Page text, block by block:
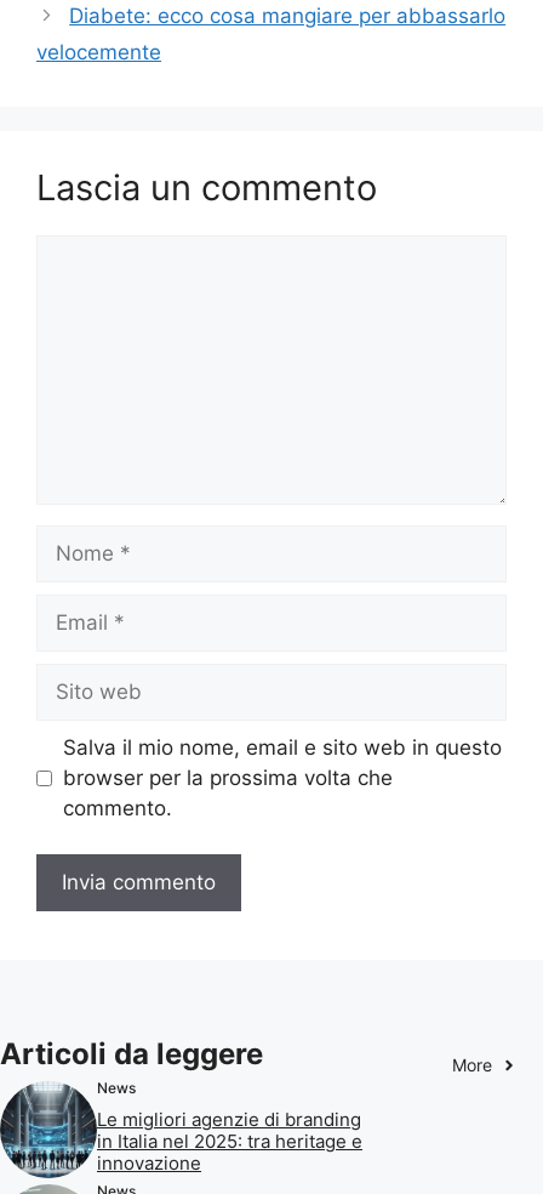
Diabete: ecco cosa mangiare per abbassarlo
velocemente
Lascia un commento
web
Salva il mio nome, email e sito web in questo
browser per la prossima volta che
commento.
Articoli da leggere More
News
Le migliori agenzie di branding
in Italia nel 2025: tra heritage e
innovazione